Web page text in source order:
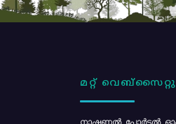
മറ്റ്
നാഷണൽ പോർട്ടൽ